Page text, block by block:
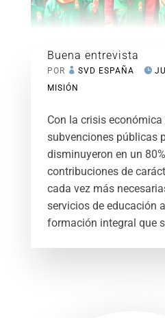
Buena entrevista
POR SVD ESPAÑA
MISIÓN
Con la crisis
subvenciones públicas
disminuyeron en un
contribuciones de
cada vez más
servicios de educación
formación integral que